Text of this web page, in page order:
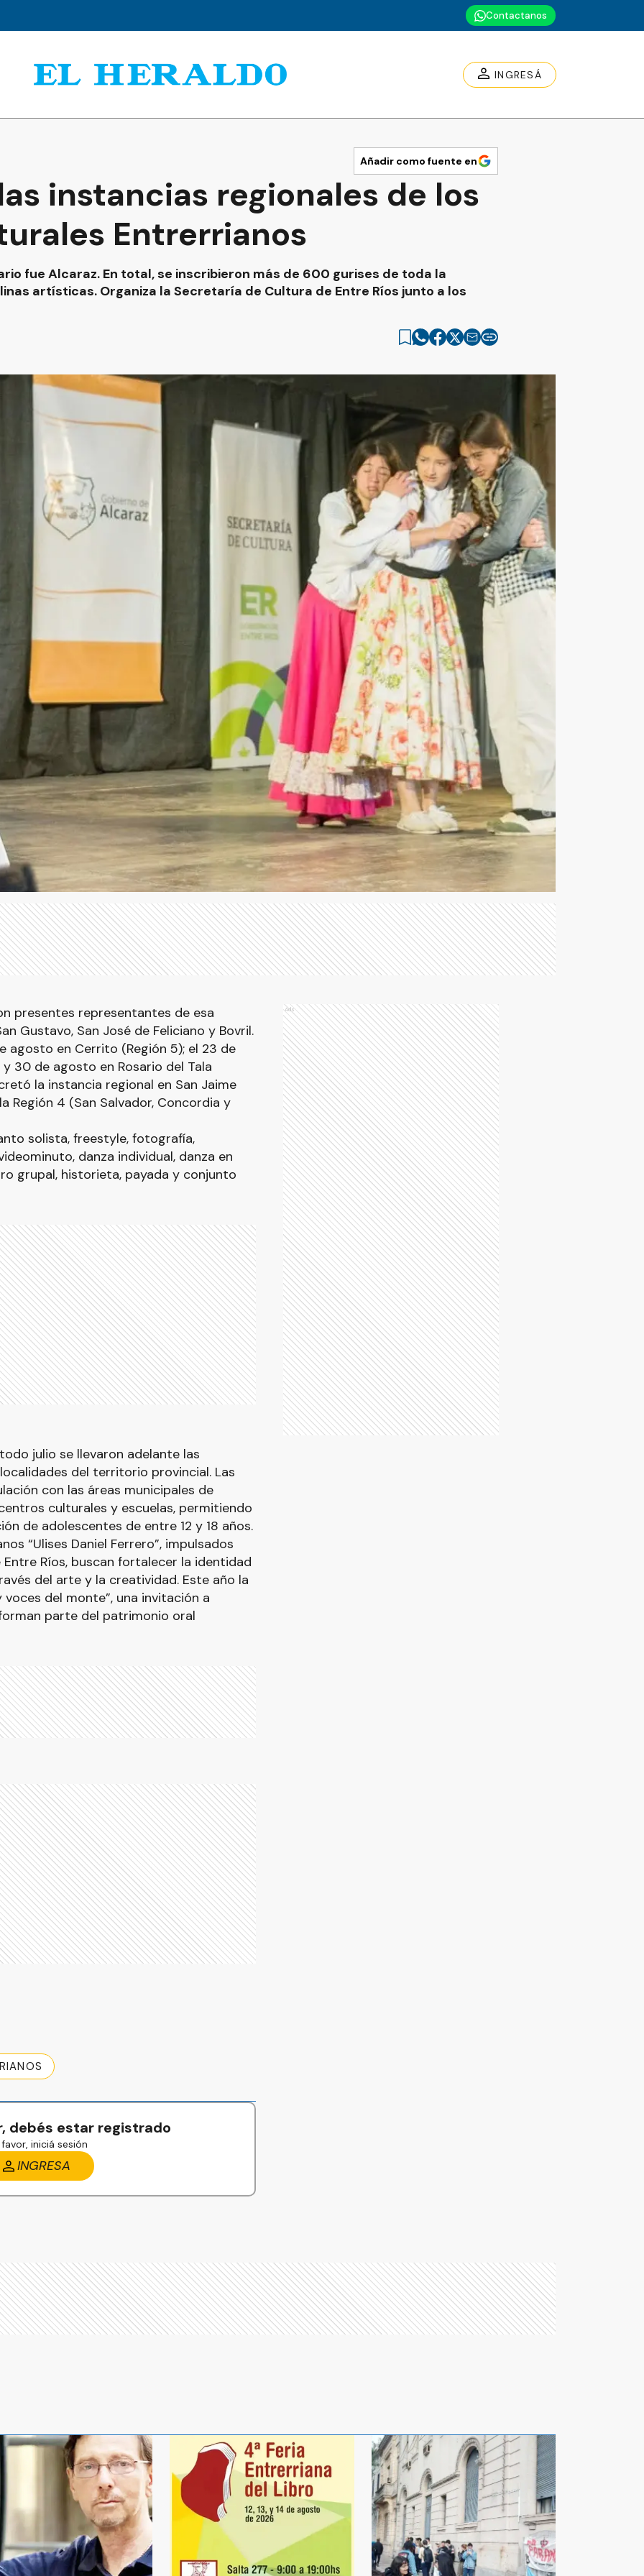
Contactanos
INGRESÁ
Añadir como fuente en
instancias regionales de los
Entrerrianos
fue Alcaraz. En total, se inscribieron más de 600 gurises de toda la
artísticas. Organiza la Secretaría de Cultura de Entre Ríos junto a los
presentes representantes de esa
Gustavo, San José de Feliciano y Bovril.
agosto en Cerrito (Región 5); el 23 de
30 de agosto en Rosario del Tala
la instancia regional en San Jaime
Región 4 (San Salvador, Concordia y
solista, freestyle, fotografía,
danza individual, danza en
grupal, historieta, payada y conjunto
julio se llevaron adelante las
del territorio provincial. Las
con las áreas municipales de
culturales y escuelas, permitiendo
de adolescentes de entre 12 y 18 años.
“Ulises Daniel Ferrero”, impulsados
Ríos, buscan fortalecer la identidad
del arte y la creatividad. Este año la
del monte”, una invitación a
parte del patrimonio oral
debés estar registrado
iniciá sesión
INGRESA
Ads